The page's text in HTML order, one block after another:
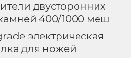
двусторонних
400/1000 меш
электрическая
для ножей